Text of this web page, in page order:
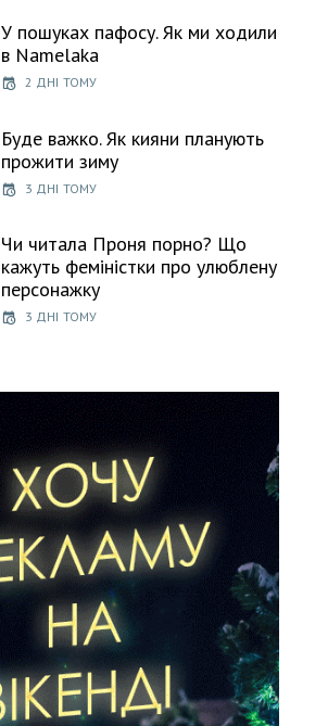
У пошуках пафосу. Як ми ходили
в Namelaka
2 ДНІ ТОМУ
Буде важко. Як кияни планують
прожити зиму
3 ДНІ ТОМУ
Чи читала Проня порно? Що
кажуть феміністки про улюблену
персонажку
3 ДНІ ТОМУ